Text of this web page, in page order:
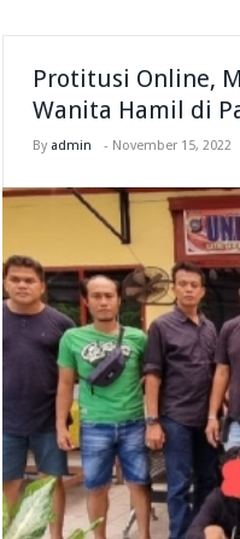
Protitusi Online,
Wanita Hamil di
By admin - November 15, 2022